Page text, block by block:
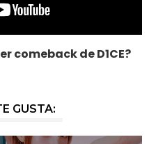
comeback de D1CE?
GUSTA: